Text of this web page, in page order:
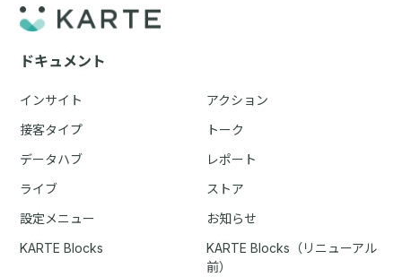
ドキュメント
インサイト
アクション
接客タイプ
トーク
データハブ
レポート
ライブ
ストア
設定メニュー
お知らせ
KARTE Blocks
KARTE Blocks（リニューアル
前）